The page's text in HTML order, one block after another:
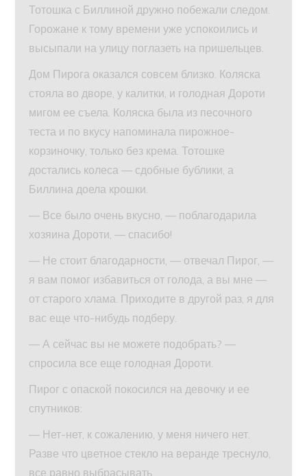
Тотошка с Биллиной дружно побежали следом.
Горожане к тому времени уже успокоились и
высыпали на улицу поглазеть на пришельцев.
Дом Пирога оказался совсем близко. Коляска
стояла во дворе, у калитки, и голодная Дороти
мигом ее съела. Коляска была из песочного
теста и по вкусу напоминала пирожное-
корзиночку, только без крема. Тотошке
достались колеса — сдобные бублики, а
Биллина доела крошки.
— Все было очень вкусно, — поблагодарила
хозяина Дороти, — спасибо!
— Не стоит благодарности, — отвечал Пирог, —
я вам помог избавиться от голода, а вы мне —
от старого хлама. Приходите в другой раз, я для
вас еще что-нибудь подберу.
— А сейчас вы не можете подобрать? —
спросила все еще голодная Дороти.
Пирог с опаской покосился на девочку и ее
спутников:
— Нет-нет, к сожалению, у меня ничего нет.
Разве что цветное стекло на веранде треснуло,
все равно выбрасывать.